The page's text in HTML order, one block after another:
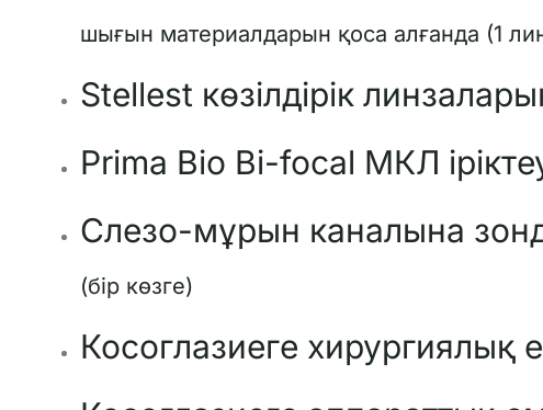
шығын материалдарын қоса алғанда (1
Stellest көзілдірік
Prima Bio Bi-focal МКЛ
Слезо-мұрын каналына
(бір көзге)
Косоглазиеге хирургиялық